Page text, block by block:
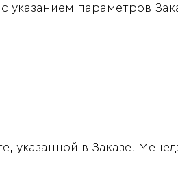
параметров
указанной в Заказе,